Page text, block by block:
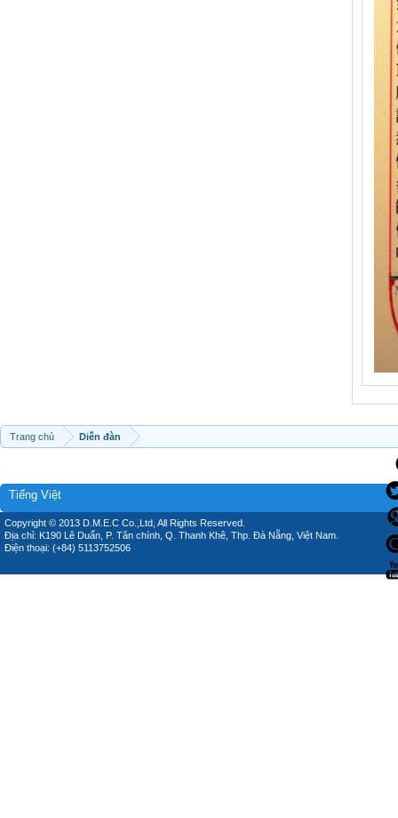
Trang chủ Diễn đàn
Tiếng Việt
Copyright © 2013 D.M.E.C Co.,Ltd, All Rights Reserved.
Địa chỉ: K190 Lê Duẩn, P. Tân chính, Q. Thanh Khê, Thp. Đà Nẵng, Việt Nam.
Điện thoại: (+84) 5113752506